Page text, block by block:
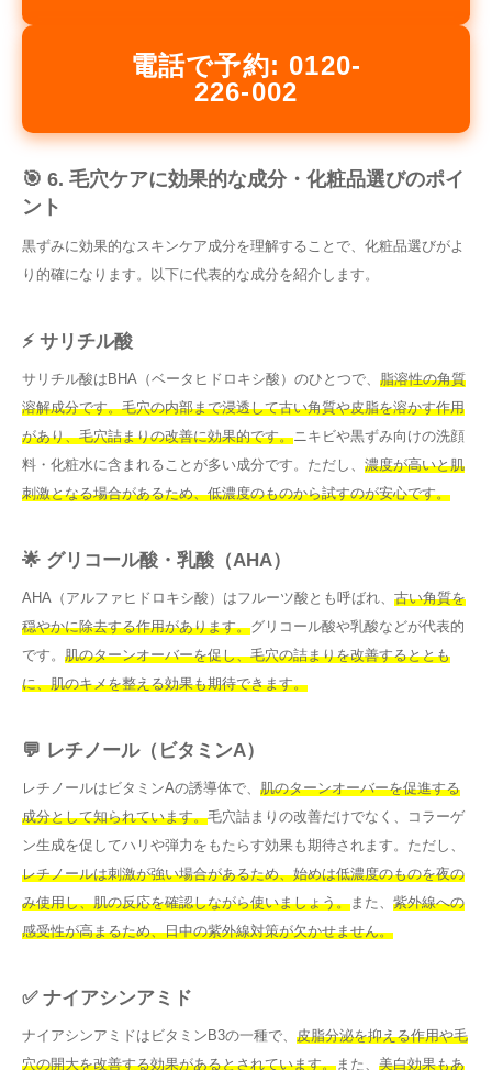
電話で予約: 0120-
226-002
🎯 6. 毛穴ケアに効果的な成分・化粧品選びのポイ
ント
黒ずみに効果的なスキンケア成分を理解することで、化粧品選びがよ
り的確になります。以下に代表的な成分を紹介します。
⚡ サリチル酸
サリチル酸はBHA（ベータヒドロキシ酸）のひとつで、 脂溶性の角質
溶解成分です。毛穴の内部まで浸透して古い角質や皮脂を溶かす作用
があり、毛穴詰まりの改善に効果的です。ニキビや黒ずみ向けの洗顔
料・化粧水に含まれることが多い成分です。ただし、 濃度が高いと肌
刺激となる場合があるため、低濃度のものから試すのが安心です。
🌟 グリコール酸・乳酸（AHA）
AHA（アルファヒドロキシ酸）はフルーツ酸とも呼ばれ、 古い角質を
穏やかに除去する作用があります。グリコール酸や乳酸などが代表的
です。 肌のターンオーバーを促し、毛穴の詰まりを改善するととも
に、肌のキメを整える効果も期待できます。
💬 レチノール（ビタミンA）
レチノールはビタミンAの誘導体で、 肌のターンオーバーを促進する
成分として知られています。毛穴詰まりの改善だけでなく、コラーゲ
ン生成を促してハリや弾力をもたらす効果も期待されます。ただし、
レチノールは刺激が強い場合があるため、始めは低濃度のものを夜の
み使用し、肌の反応を確認しながら使いましょう。 また、 紫外線への
感受性が高まるため、日中の紫外線対策が欠かせません。
✅ ナイアシンアミド
ナイアシンアミドはビタミンB3の一種で、 皮脂分泌を抑える作用や毛
穴の開大を改善する効果があるとされています。 また、 美白効果もあ